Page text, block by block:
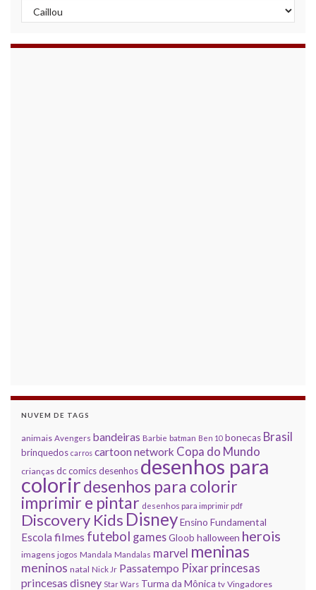
NUVEM DE TAGS
animais Avengers bandeiras Barbie batman Ben 10 bonecas Brasil
brinquedos carros cartoon network Copa do Mundo
crianças dc comicsdesenhos desenhos para
colorirdesenhos para colorir
imprimir e pintar desenhos para imprimir pdf
Discovery Kids DisneyEnsino Fundamental
Escola filmes futebol gamesGloob halloween herois
imagens jogos Mandala Mandalas marvel meninas
meninos natal Nick Jr Passatempo Pixar princesas
princesas disney Star Wars Turma da Mônica tv Vingadores